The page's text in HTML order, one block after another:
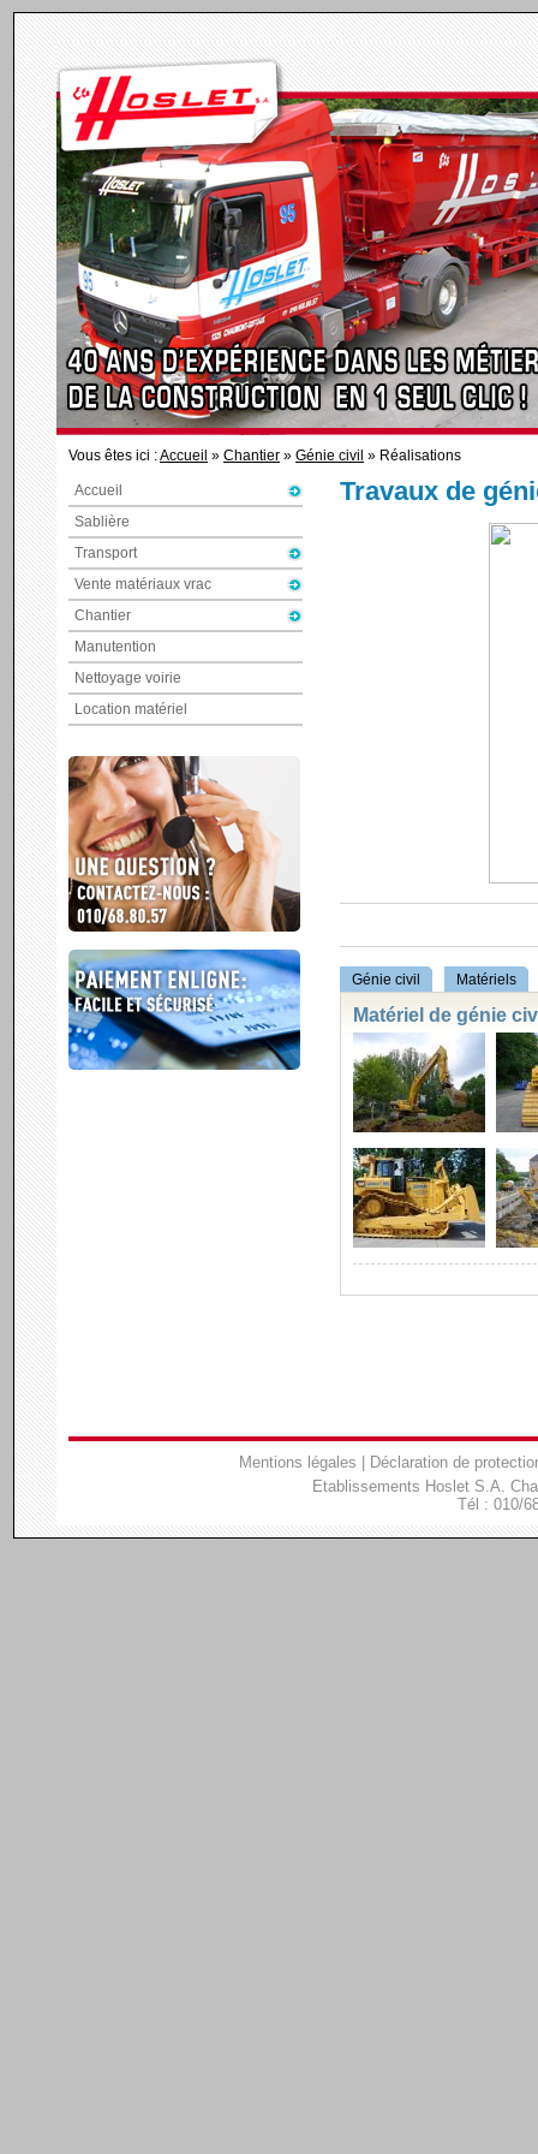
Vous êtes ici :Accueil » Chantier » Génie civil » Réalisations
Accueil
Sablière
Transport
Vente matériaux vrac
Chantier
Manutention
Nettoyage voirie
Location matériel
Travaux de
Génie civil Matériels
Matériel de génie
Mentions légales
Déclaration de
Etablissements Hoslet S.A.
Tél : 010/